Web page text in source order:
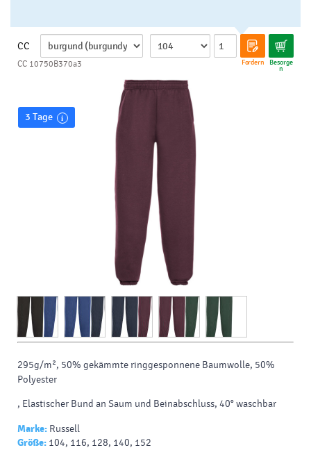
CC
Fordern Besorge
n
CC 10750B370a3
3 Tage
295g/m², 50% gekämmte ringgesponnene Baumwolle, 50%
Polyester
, Elastischer Bund an Saum und Beinabschluss, 40° waschbar
Marke: Russell
Größe: 104, 116, 128, 140, 152